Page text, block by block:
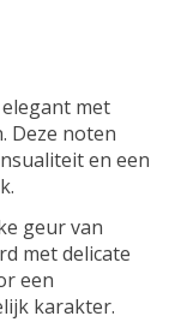
met
Deze noten
en een
geur van
met delicate
een
karakter.